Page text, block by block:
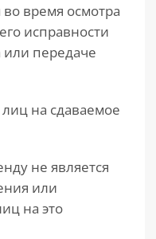
время осмотра
исправности
передаче
на сдаваемое
не является
или
на это